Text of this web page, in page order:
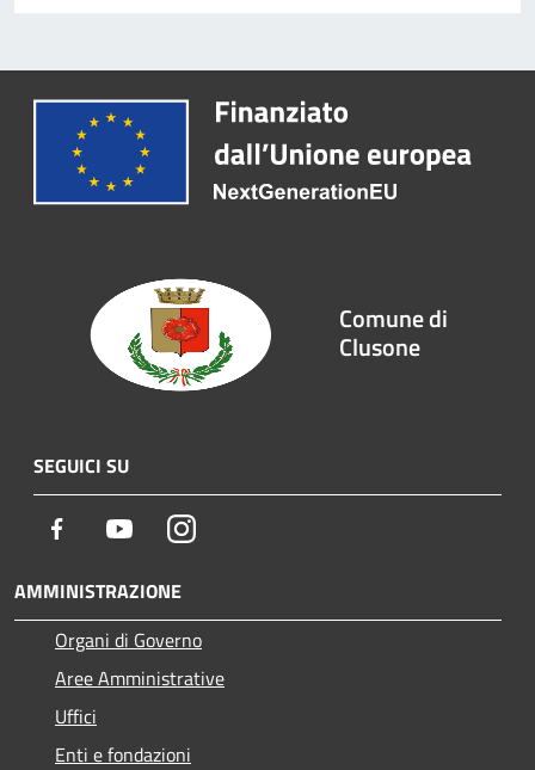
Comune di
Clusone
SEGUICI SU
Facebook YoutubeInstagram
AMMINISTRAZIONE
Organi di Governo
Aree Amministrative
Uffici
Enti e fondazioni